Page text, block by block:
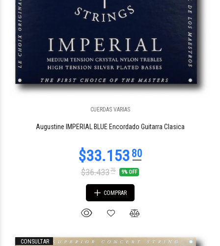
CUERDAS VARIAS
Augustine IMPERIAL BLUE Encordado Guitarra Clasica
$36.43375 9% OFF
COMPRAR
CONSULTAR